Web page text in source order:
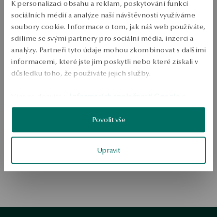
K personalizaci obsahu a reklam, poskytování funkcí
sociálních médií a analýze naší návštěvnosti využíváme
soubory cookie. Informace o tom, jak náš web používáte,
sdílíme se svými partnery pro sociální média, inzerci a
analýzy. Partneři tyto údaje mohou zkombinovat s dalšími
informacemi, které jste jim poskytli nebo které získali v
důsledku toho, že používáte jejich služby.
zpracování údajů.
Povolit vše
Upravit